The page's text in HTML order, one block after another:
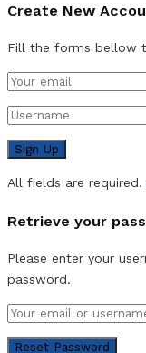
Create New
Fill the forms bellow
All fields are required.
Retrieve your
Please enter your
password.